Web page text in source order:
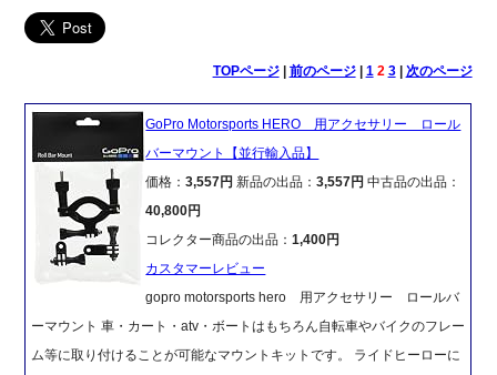
TOPページ| 前のページ| 1 2 3| 次のページ
GoPro Motorsports HERO 用アクセサリー ロール
バーマウント【並行輸入品】
価格：3,557円新品の出品：3,557円 中古品の出品：
40,800円
コレクター商品の出品：1,400円
カスタマーレビュー
gopro motorsports hero 用アクセサリー ロールバ
ーマウント 車・カート・atv・ボートはもちろん自転車やバイクのフレー
ム等に取り付けることが可能なマウントキットです。 ライドヒーローに